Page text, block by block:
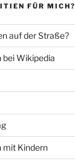
FÜR MICH?
auf der Straße?
Wikipedia
mit Kindern